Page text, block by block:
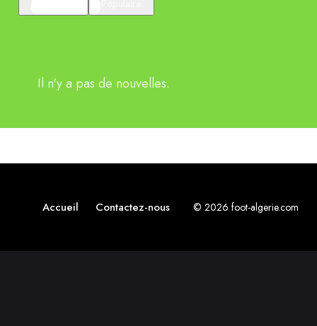
Il n'y a pas de nouvelles.
Accueil Contactez-nous © 2026 foot-algerie.com